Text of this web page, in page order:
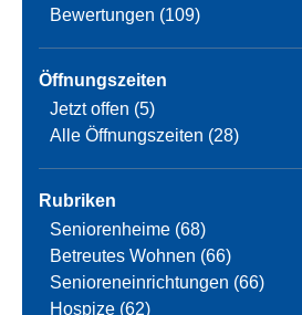
Bewertungen (109)
Öffnungszeiten
Jetzt offen (5)
Alle Öffnungszeiten (28)
Rubriken
Seniorenheime (68)
Betreutes Wohnen (66)
Senioreneinrichtungen (66)
Hospize (62)